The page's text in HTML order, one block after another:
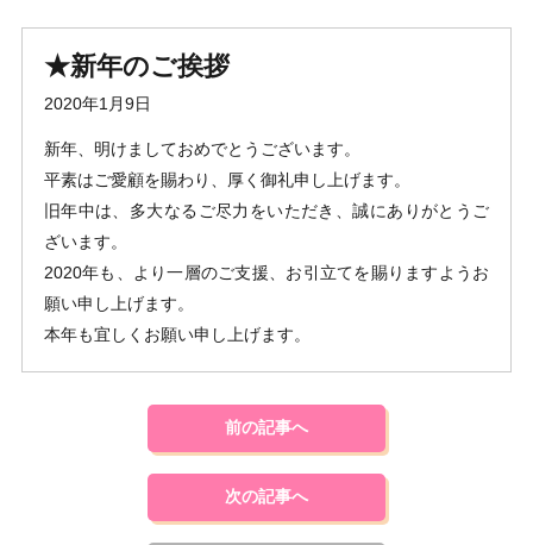
★新年のご挨拶
2020年1月9日
新年、明けましておめでとうございます。
平素はご愛顧を賜わり、厚く御礼申し上げます。
旧年中は、多大なるご尽力をいただき、誠にありがとうご
ざいます。
2020年も、より一層のご支援、お引立てを賜りますようお
願い申し上げます。
本年も宜しくお願い申し上げます。
前の記事へ
次の記事へ